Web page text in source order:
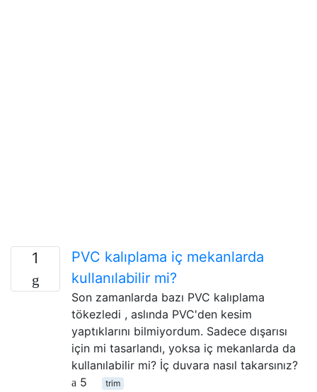
1
PVC kalıplama iç mekanlarda
kullanılabilir mi?
Son zamanlarda bazı PVC kalıplama
tökezledi , aslında PVC'den kesim
yaptıklarını bilmiyordum. Sadece dışarısı
için mi tasarlandı, yoksa iç mekanlarda da
kullanılabilir mi? İç duvara nasıl takarsınız?
5
trim